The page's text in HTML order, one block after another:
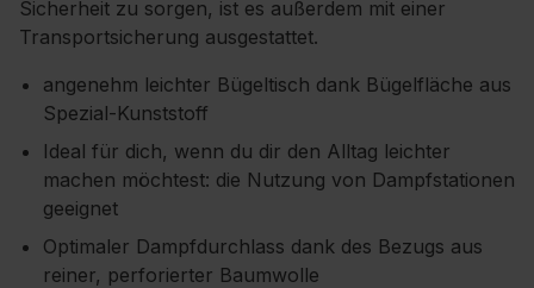
Sicherheit zu sorgen, ist es außerdem mit einer
Transportsicherung ausgestattet.
angenehm leichter Bügeltisch dank Bügelfläche aus
Spezial-Kunststoff
Ideal für dich, wenn du dir den Alltag leichter
machen möchtest: die Nutzung von Dampfstationen
geeignet
Optimaler Dampfdurchlass dank des Bezugs aus
reiner, perforierter Baumwolle